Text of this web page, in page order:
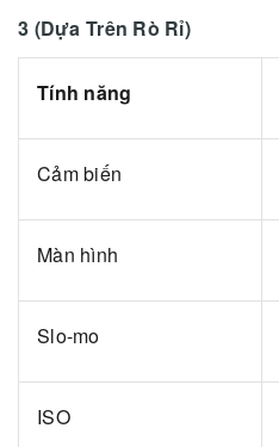
3 (Dựa Trên Rò Rỉ)
Tính năng
Cảm biến
Màn hình
Slo-mo
ISO